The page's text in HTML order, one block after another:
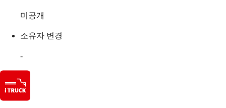
미공개
소유자 변경
-